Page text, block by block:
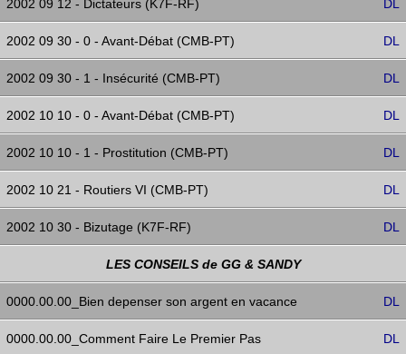
2002 09 12 - Dictateurs (K7F-RF) DL
2002 09 30 - 0 - Avant-Débat (CMB-PT) DL
2002 09 30 - 1 - Insécurité (CMB-PT) DL
2002 10 10 - 0 - Avant-Débat (CMB-PT) DL
2002 10 10 - 1 - Prostitution (CMB-PT) DL
2002 10 21 - Routiers VI (CMB-PT) DL
2002 10 30 - Bizutage (K7F-RF) DL
LES CONSEILS de GG & SANDY
0000.00.00_Bien depenser son argent en vacance DL
0000.00.00_Comment Faire Le Premier Pas DL